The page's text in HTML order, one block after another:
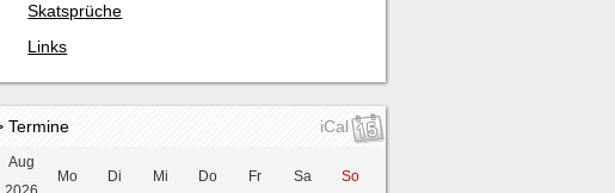
Skatsprüche
Links
Termine iCal
Aug
Mo Di Mi Do Fr Sa So